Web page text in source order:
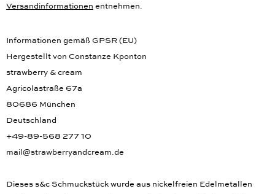
Versandinformationen entnehmen.
Informationen gemäß GPSR (EU)
Hergestellt von Constanze Kponton
strawberry & cream
Agricolastraße 67a
80686 München
Deutschland
+49-89-568 277 10
mail@strawberryandcream.de
Dieses s&c Schmuckstück wurde aus nickelfreien Edelmetallen